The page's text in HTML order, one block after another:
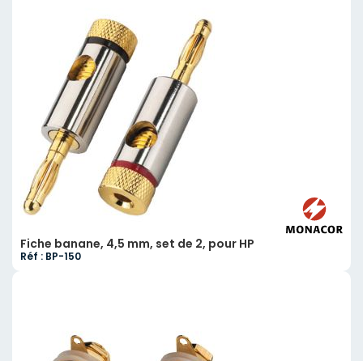
Fiche banane, 4,5 mm, set de 2, pour HP
Réf : BP-150